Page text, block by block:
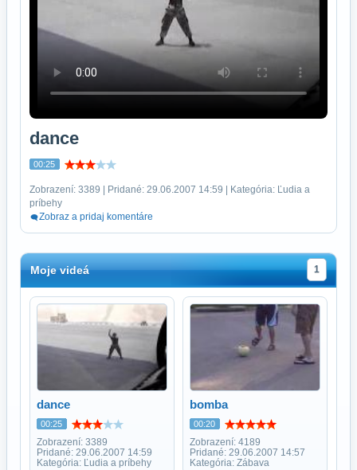
dance
00:25
Zobrazení: 3389 | Pridané: 29.06.2007 14:59 | Kategória: Ľudia a
príbehy
Zobraz a pridaj komentáre
Moje videá 1
dance
00:25
Zobrazení: 3389
Pridané: 29.06.2007 14:59
Kategória: Ľudia a príbehy
bomba
00:20
Zobrazení: 4189
Pridané: 29.06.2007 14:57
Kategória: Zábava